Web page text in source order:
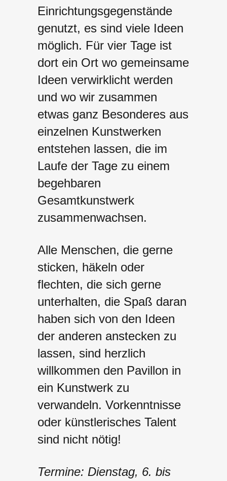
Einrichtungsgegenstände
genutzt, es sind viele Ideen
möglich. Für vier Tage ist
dort ein Ort wo gemeinsame
Ideen verwirklicht werden
und wo wir zusammen
etwas ganz Besonderes aus
einzelnen Kunstwerken
entstehen lassen, die im
Laufe der Tage zu einem
begehbaren
Gesamtkunstwerk
zusammenwachsen.
Alle Menschen, die gerne
sticken, häkeln oder
flechten, die sich gerne
unterhalten, die Spaß daran
haben sich von den Ideen
der anderen anstecken zu
lassen, sind herzlich
willkommen den Pavillon in
ein Kunstwerk zu
verwandeln. Vorkenntnisse
oder künstlerisches Talent
sind nicht nötig!
Termine: Dienstag, 6. bis